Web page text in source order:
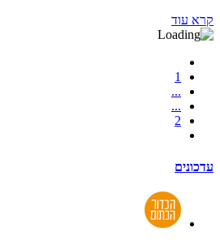
קרא עוד
1
...
...
2
עדכונים